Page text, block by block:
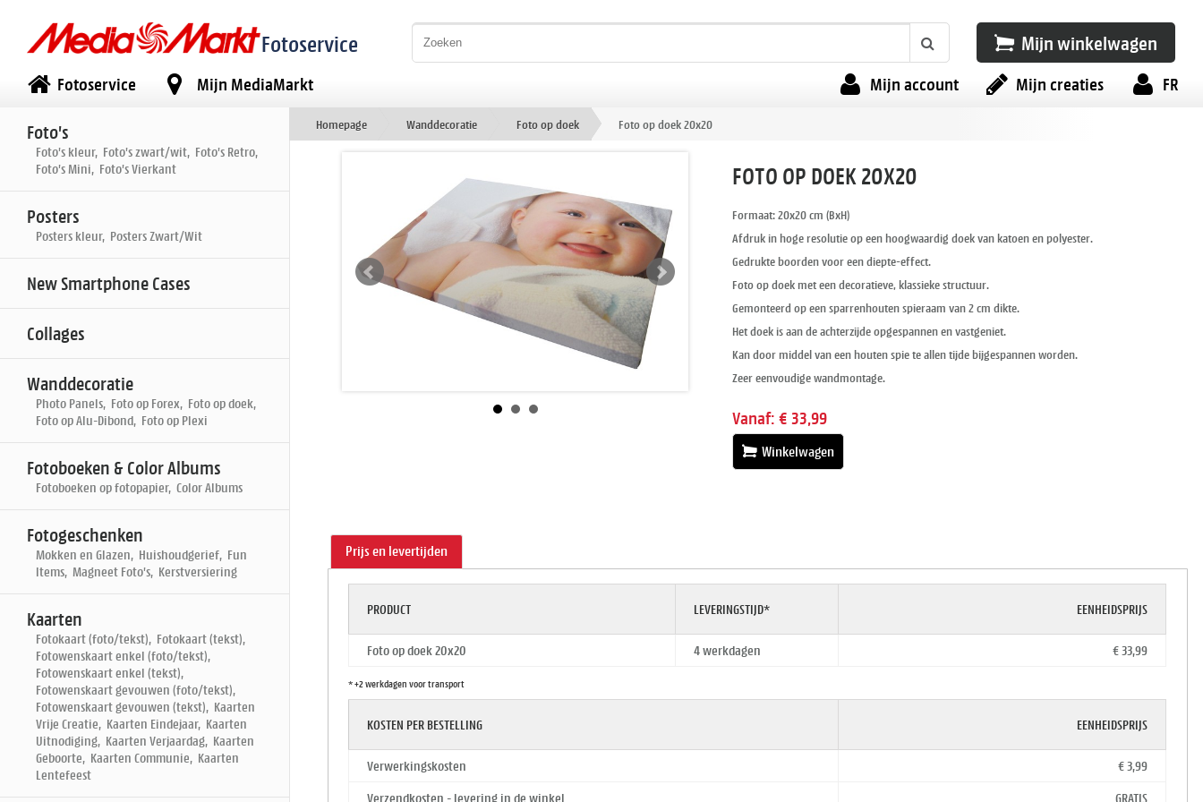
Fotoservice Mijn winkelwagen
Fotoservice Mijn MediaMarkt FR
Mijn creaties
Mijn account
Foto's
Foto's kleur, Foto's zwart/wit, Foto's Retro,
Foto's Mini, Foto's Vierkant
Posters
Posters kleur, Posters Zwart/Wit
New Smartphone Cases
Collages
Wanddecoratie
Photo Panels, Foto op Forex, Foto op doek,
Foto op Alu-Dibond, Foto op Plexi
Fotoboeken & Color Albums
Fotoboeken op fotopapier, Color Albums
Fotogeschenken
Mokken en Glazen, Huishoudgerief, Fun
Items, Magneet Foto's, Kerstversiering
Kaarten
Fotokaart (foto/tekst), Fotokaart (tekst),
Fotowenskaart enkel (foto/tekst),
Fotowenskaart enkel (tekst),
Fotowenskaart gevouwen (foto/tekst),
Fotowenskaart gevouwen (tekst), Kaarten
Vrije Creatie, Kaarten Eindejaar, Kaarten
Uitnodiging, Kaarten Verjaardag, Kaarten
Geboorte, Kaarten Communie, Kaarten
Lentefeest
Homepage Wanddecoratie Foto op doek Foto op doek 20x20
FOTO OP DOEK 20X20
Formaat: 20x20 cm (BxH)
Afdruk in hoge resolutie op een hoogwaardig doek van katoen en polyester.
Gedrukte boorden voor een diepte-effect.
Foto op doek met een decoratieve, klassieke structuur.
Gemonteerd op een sparrenhouten spieraam van 2 cm dikte.
Het doek is aan de achterzijde opgespannen en vastgeniet.
Kan door middel van een houten spie te allen tijde bijgespannen worden.
Zeer eenvoudige wandmontage.
Vanaf: € 33,99
Winkelwagen
Prijs en levertijden
PRODUCT LEVERINGSTIJD* EENHEIDSPRIJS
Foto op doek 20x20 4 werkdagen € 33,99
* +2 werkdagen voor transport
KOSTEN PER BESTELLING EENHEIDSPRIJS
Verwerkingskosten
€ 3,99
Verzendkosten - levering in de winkel
GRATIS